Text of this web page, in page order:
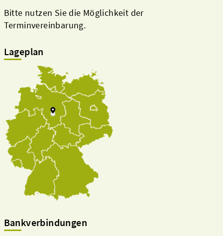
Bitte nutzen Sie die Möglichkeit der
Terminvereinbarung.
Lageplan
Bankverbindungen